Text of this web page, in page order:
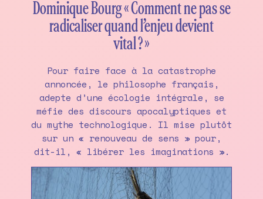
Dominique Bourg « Comment ne pas se
radicaliser quand l’enjeu devient
vital ? »
Pour faire face à la catastrophe
annoncée, le philosophe français,
adepte d’une écologie intégrale, se
méfie des discours apocalyptiques et
du mythe technologique. Il mise plutôt
sur un « renouveau de sens » pour,
dit-il, « libérer les imaginations ».